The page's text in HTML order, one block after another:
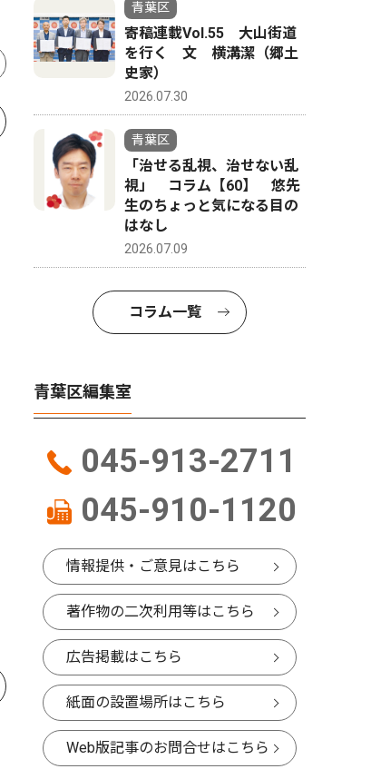
て人権の意味を理解できた」
青葉区
寄稿連載Vol.55 大山街道
を行く 文 横溝潔（郷土
史家）
2026.07.30
青葉区
「治せる乱視、治せない乱
視」 コラム【60】 悠先
生のちょっと気になる目の
はなし
2026.07.09
コラム一覧
青葉区編集室
045-913-2711
045-910-1120
情報提供・ご意見はこちら
著作物の二次利用等はこちら
広告掲載はこちら
紙面の設置場所はこちら
Web版記事のお問合せはこちら